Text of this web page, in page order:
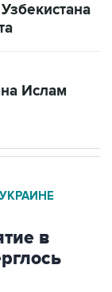
Ислам
в